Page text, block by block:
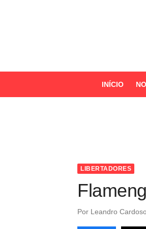
INÍCIO
LIBERTADORES
Por Leandro Cardoso